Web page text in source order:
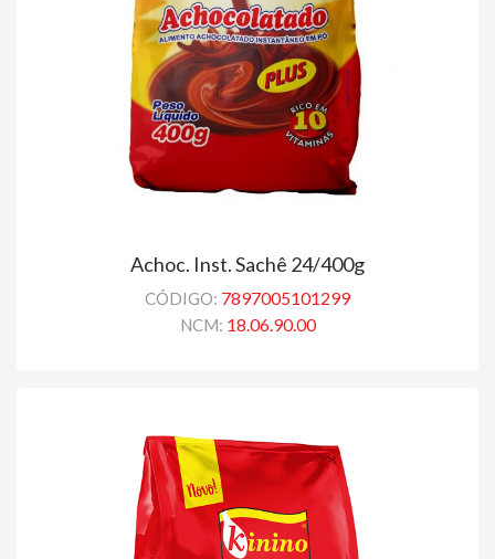
Achoc. Inst. Sachê 24/400g
CÓDIGO: 7897005101299
NCM: 18.06.90.00